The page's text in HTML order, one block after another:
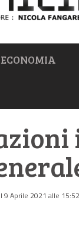
ECONOMIA
il 9 Aprile 2021 alle 15:52